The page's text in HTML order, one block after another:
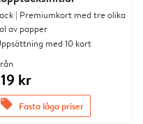
| Premiumkort med tre olika
av papper
med 10 kort
kr
offers Fasta låga priser